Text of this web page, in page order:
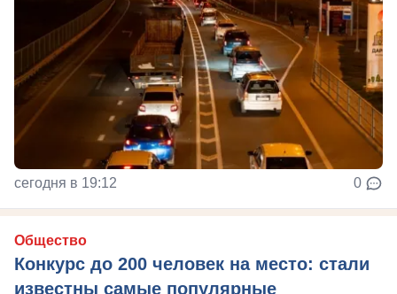
сегодня в 19:12 0
Общество
Конкурс до 200 человек на место: стали
известны самые популярные